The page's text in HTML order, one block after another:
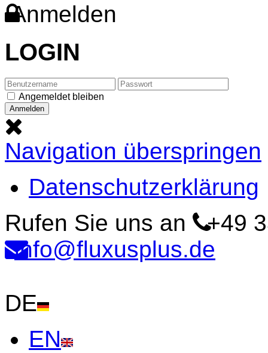
Anmelden
LOGIN
Angemeldet bleiben
Navigation überspringen
Datenschutzerklärung
Rufen Sie uns an
+49
info@fluxusplus.de
DE
EN